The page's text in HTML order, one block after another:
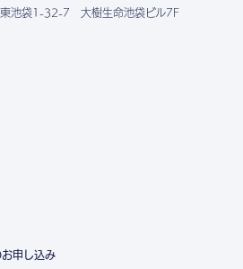
池袋1-32-7 大樹生命池袋ビル7F
申し込み